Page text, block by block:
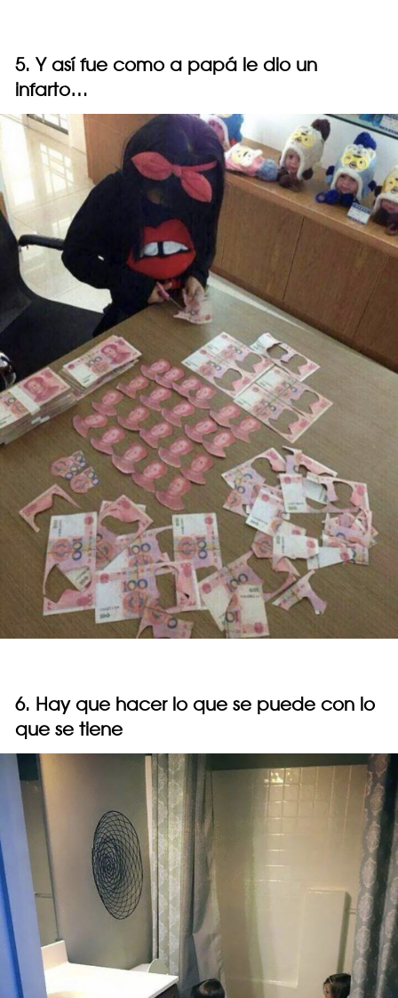
5. Y así fue como a papá le dio un
infarto…
6. Hay que hacer lo que se puede con lo
que se tiene